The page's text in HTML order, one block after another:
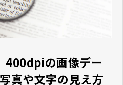
の画像デー
真や文字の見え方